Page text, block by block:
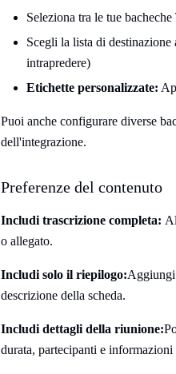
Seleziona tra le tue
Scegli la lista di
intrapredere)
Etichette personalizzate:
Puoi anche configurare diverse
dell'integrazione.
Preferenze del contenuto
Includi trascrizione completa:
o allegato.
Includi solo il riepilogo:
descrizione della scheda.
Includi dettagli della riunione:
durata, partecipanti e